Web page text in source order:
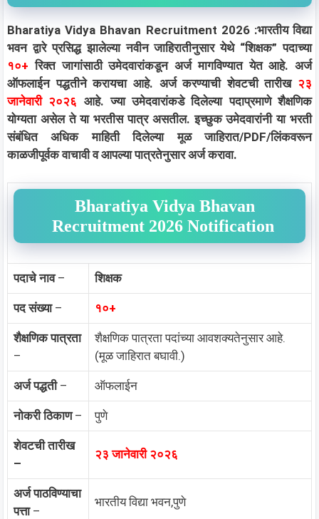
Bharatiya Vidya Bhavan Recruitment 2026 :भारतीय विद्या
भवन द्वारे प्रसिद्ध झालेल्या नवीन जाहिरातीनुसार येथे “शिक्षक” पदाच्या
१०+रिक्त जागांसाठी उमेदवारांकडून अर्ज मागविण्यात येत आहे. अर्ज
ऑफलाईन पद्धतीने करायचा आहे. अर्ज करण्याची शेवटची तारीख २३
जानेवारी २०२६ आहे. ज्या उमेदवारांकडे दिलेल्या पदाप्रमाणे शैक्षणिक
योग्यता असेल ते या भरतीस पात्र असतील. इच्छुक उमेदवारांनी या भरती
संबंधित अधिक माहिती दिलेल्या मूळ जाहिरात/PDF/लिंकवरून
काळजीपूर्वक वाचावी व आपल्या पात्रतेनुसार अर्ज करावा.
Bharatiya Vidya Bhavan
Recruitment 2026 Notification
पदाचे नाव– शिक्षक
पद संख्या– १०+
शैक्षणिक पात्रता
–
शैक्षणिक पात्रता पदांच्या आवशक्यतेनुसार आहे.
(मूळ जाहिरात बघावी.)
अर्ज पद्धती– ऑफलाईन
नोकरी ठिकाण– पुणे
शेवटची तारीख
–
२३ जानेवारी २०२६
अर्ज पाठविण्याचा
पत्ता–
भारतीय विद्या भवन,पुणे